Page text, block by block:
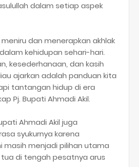
dalam setiap aspek
meniru dan menerapkan akhlak
kehidupan sehari-hari.
kesederhanaan, dan kasih
ajarkan adalah panduan kita
tantangan hidup di era
Pj. Bupati Ahmadi Akil.
Ahmadi Akil juga
syukurnya karena
masih menjadi pilihan utama
di tengah pesatnya arus